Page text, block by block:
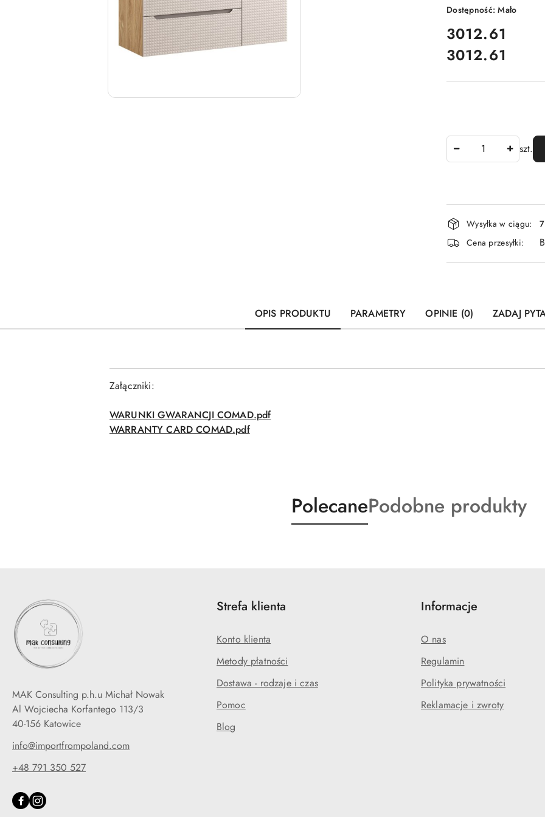
Dostępność:Mało
cena:
3012.61
Cena:
3012.61
szt.
Dostępność
i
dostawa
Wysyłka w ciągu:
Cena przesyłki:
OPIS PRODUKTU PARAMETRY OPINIE (0) ZADAJ
Załączniki:
WARUNKI GWARANCJI COMAD.pdf
WARRANTY CARD COMAD.pdf
Produkty
o
PolecaneProdukty
o
Podobne produkty
MAK Consulting p.h.u Michał Nowak
Al Wojciecha Korfantego 113/3
40-156 Katowice
info@importfrompoland.com
+48 791 350 527
Strefa klienta
Konto klienta
Metody płatności
Dostawa - rodzaje i czas
Pomoc
Blog
Informacje
O nas
Regulamin
Polityka prywatności
Reklamacje i zwroty